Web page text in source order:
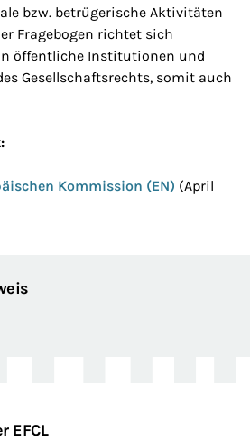
bzw. betrügerische Aktivitäten
Fragebogen richtet sich
öffentliche Institutionen und
Gesellschaftsrechts, somit auch
Kommission (EN) (April
EFCL